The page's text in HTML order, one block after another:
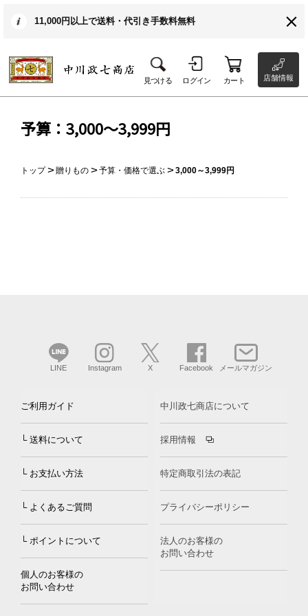
11,000円以上で送料・代引き手数料無料
見つける ログイン カート 店舗情報
予算：3,000～3,999円
トップ 贈りもの 予算・価格で選ぶ 3,000～3,999円
LINE Instagram X Facebook メールマガジン
ご利用ガイド
└ 送料について
└ お支払い方法
└ よくあるご質問
└ ポイントについて
個人のお客様の
お問い合わせ
中川政七商店について
採用情報
特定商取引法の表記
プライバシーポリシー
法人のお客様の
お問い合わせ